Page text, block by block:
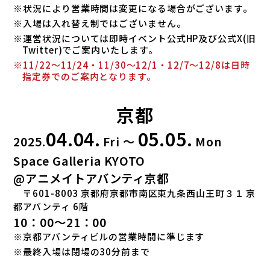
TICKET
GOODS
HIGHLIGHT
※状況により営業時間は変更になる場合がございます。
※入場は入れ替え制ではございません。
※運営状況については即時イベント公式HP及び公式X(旧
Twitter)でご案内いたします。
※11/22～11/24・11/30～12/1・12/7～12/8は日時
指定券でのご案内となります。
京都
2025.04.04. Fri ～ 05.05. Mon
Space Galleria KYOTO
@アニメイトアバンティ京都
〒601-8003 京都府京都市南区東九条西山王町３１ 京
都アバンティ 6階
10：00～21：00
※京都アバンティビルの営業時間に準じます
※最終入場は閉場の30分前まで